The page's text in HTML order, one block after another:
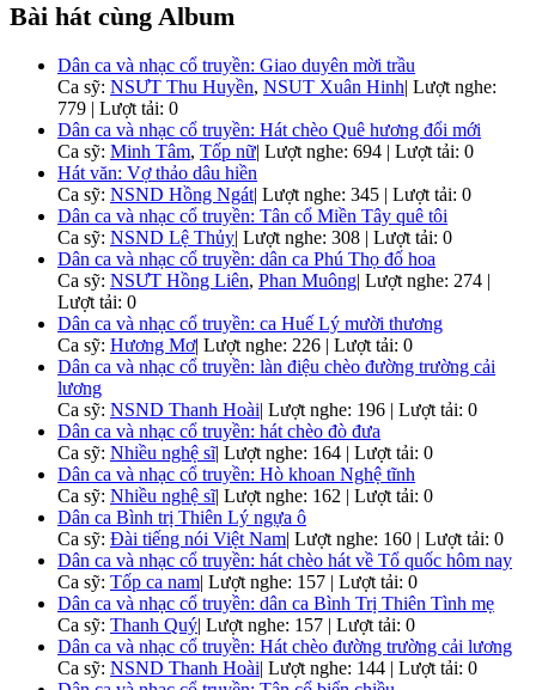
Bài hát cùng Album
Dân ca và nhạc cổ truyền: Giao duyên mời trầu
Ca sỹ: NSƯT Thu Huyền, NSUT Xuân Hinh| Lượt nghe:
779 | Lượt tải: 0
Dân ca và nhạc cổ truyền: Hát chèo Quê hương đổi mới
Ca sỹ: Minh Tâm, Tốp nữ| Lượt nghe: 694 | Lượt tải: 0
Hát văn: Vợ thảo dâu hiền
Ca sỹ: NSND Hồng Ngát| Lượt nghe: 345 | Lượt tải: 0
Dân ca và nhạc cổ truyền: Tân cổ Miền Tây quê tôi
Ca sỹ: NSND Lệ Thủy| Lượt nghe: 308 | Lượt tải: 0
Dân ca và nhạc cổ truyền: dân ca Phú Thọ đố hoa
Ca sỹ: NSƯT Hồng Liên, Phan Muông| Lượt nghe: 274 |
Lượt tải: 0
Dân ca và nhạc cổ truyền: ca Huế Lý mười thương
Ca sỹ: Hương Mơ| Lượt nghe: 226 | Lượt tải: 0
Dân ca và nhạc cổ truyền: làn điệu chèo đường trường cải
lương
Ca sỹ: NSND Thanh Hoài| Lượt nghe: 196 | Lượt tải: 0
Dân ca và nhạc cổ truyền: hát chèo đò đưa
Ca sỹ: Nhiều nghệ sĩ| Lượt nghe: 164 | Lượt tải: 0
Dân ca và nhạc cổ truyền: Hò khoan Nghệ tĩnh
Ca sỹ: Nhiều nghệ sĩ| Lượt nghe: 162 | Lượt tải: 0
Dân ca Bình trị Thiên Lý ngựa ô
Ca sỹ: Đài tiếng nói Việt Nam| Lượt nghe: 160 | Lượt tải: 0
Dân ca và nhạc cổ truyền: hát chèo hát về Tổ quốc hôm nay
Ca sỹ: Tốp ca nam| Lượt nghe: 157 | Lượt tải: 0
Dân ca và nhạc cổ truyền: dân ca Bình Trị Thiên Tình mẹ
Ca sỹ: Thanh Quý| Lượt nghe: 157 | Lượt tải: 0
Dân ca và nhạc cổ truyền: Hát chèo đường trường cải lương
Ca sỹ: NSND Thanh Hoài| Lượt nghe: 144 | Lượt tải: 0